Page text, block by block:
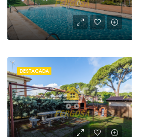
DESTACADA